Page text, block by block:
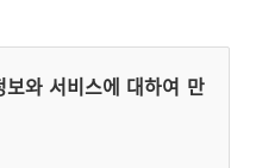
와 서비스에 대하여 만